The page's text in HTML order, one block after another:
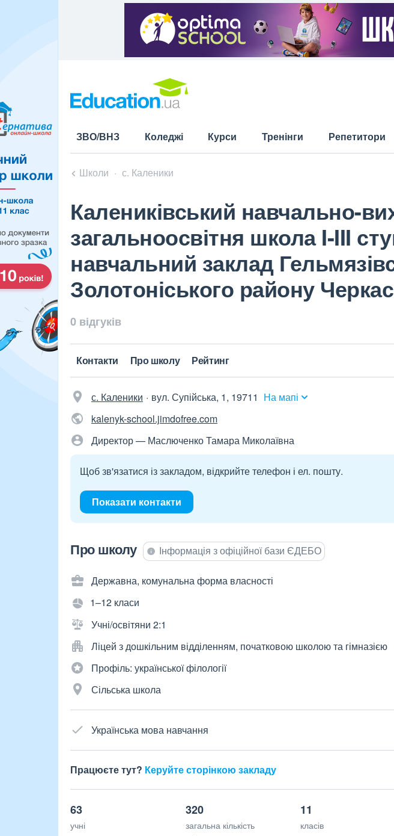
ЗВО/ВНЗ Коледжі Курси Тренінги Репетитори
Школи с. Каленики
Калениківський навчально-
загальноосвітня школа I-III
навчальний заклад
Золотоніського району
0 відгуків
Контакти Про школу Рейтинг
с. Каленики вул. Супійська, 1, 19711 На мапі
kalenyk-school.jimdofree.com
Директор — Маслюченко Тамара Миколаївна
Щоб зв'язатися із закладом, відкрийте телефон і ел. пошту.
Показати контакти
Про школу Інформація з офіційної бази ЄДЕБО
Державна, комунальна форма власності
1–12 класи
Учні/освітяни 2:1
Ліцей з дошкільним відділенням, початковою школою та гімназією
Профіль: української філології
Сільська школа
Українська мова навчання
Працюєте тут? Керуйте сторінкою закладу
63
учні
320
загальна кількість
11
класів